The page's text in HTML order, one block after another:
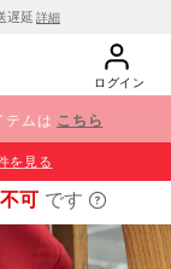
遅延 詳細
ログイン
テムは こちら
を見る
可 です